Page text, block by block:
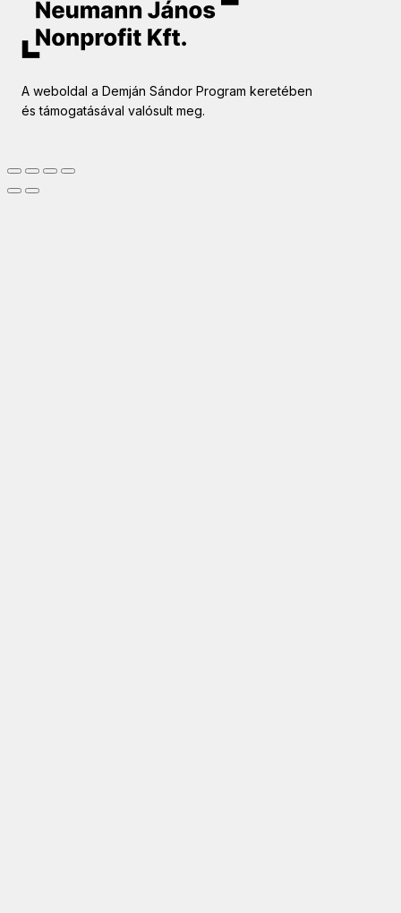
A weboldal a Demján Sándor Program keretében
és támogatásával valósult meg.